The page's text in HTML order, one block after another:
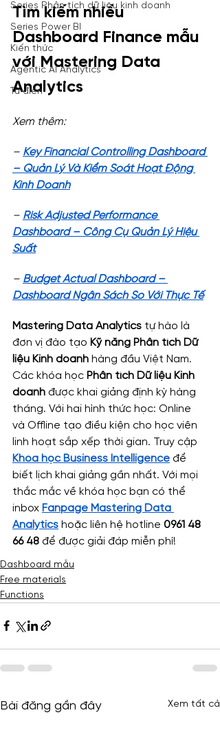
Series Phân tích dữ liệu kinh doanh
Series Power BI
Kiến thức
Agentic AI Analytics
Từ điển
Tìm kiếm nhiều
Dashboard Finance mẫu
với Mastering Data
Analytics
Xem thêm:
– Key Financial Controlling Dashboard
– Quản Lý Và Kiểm Soát Hoạt Động
Kinh Doanh
– Risk Adjusted Performance
Dashboard – Công Cụ Quản Lý Hiệu
Suất
– Budget Actual Dashboard –
Dashboard Ngân Sách So Với Thực Tế
Mastering Data Analytics tự hào là
đơn vị đào tạo Kỹ năng Phân tích Dữ
liệu Kinh doanh hàng đầu Việt Nam.
Các khóa học Phân tích Dữ liệu Kinh
doanh được khai giảng định kỳ hàng
tháng. Với hai hình thức học: Online
và Offline tạo điều kiện cho học viên
linh hoạt sắp xếp thời gian. Truy cập
Khóa học Business Intelligence để
biết lịch khai giảng gần nhất. Với mọi
thắc mắc về khóa học bạn có thể
inbox Fanpage Mastering Data
Analytics hoặc liên hệ hotline 0961 48
66 48 để được giải đáp miễn phí!
Dashboard mẫu
Free materials
Functions
Bài đăng gần đây Xem tất cả